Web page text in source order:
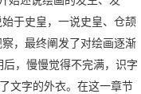
于史皇，一说史皇、仓颉
，最终阐发了对绘画逐渐
后，慢慢觉得不完满，识字
文字的外衣。在这一章节